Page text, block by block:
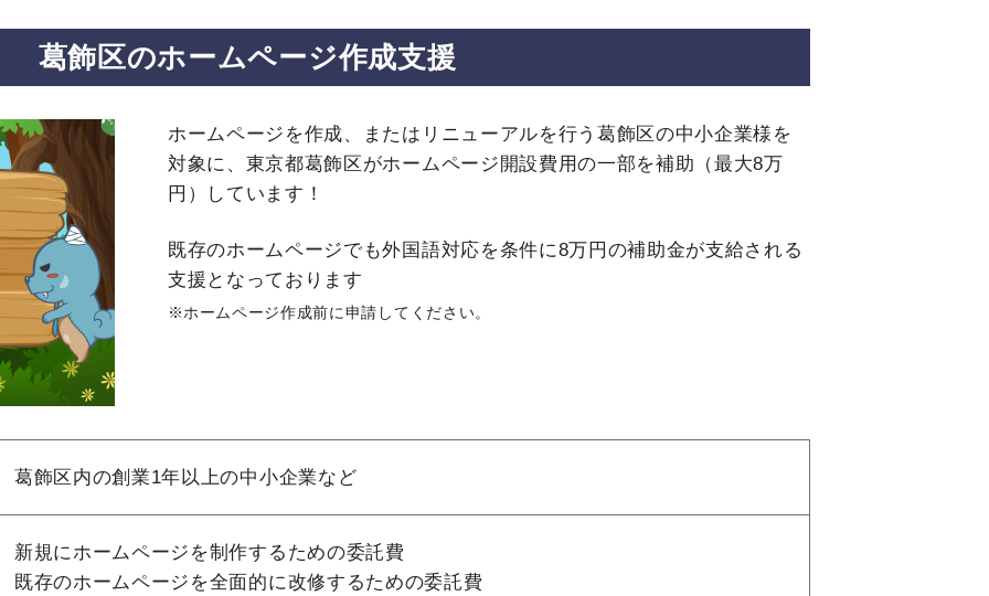
葛飾区のホームページ作成支援
ホームページを作成、またはリニューアルを行う葛飾区の中小企業様を
対象に、東京都葛飾区がホームページ開設費用の一部を補助（最大8万
円）しています！
既存のホームページでも外国語対応を条件に8万円の補助金が支給される
支援となっております
ホームページ作成前に申請してください。
葛飾区内の創業1年以上の中小企業など
新規にホームページを制作するための委託費
既存のホームページを全面的に改修するための委託費